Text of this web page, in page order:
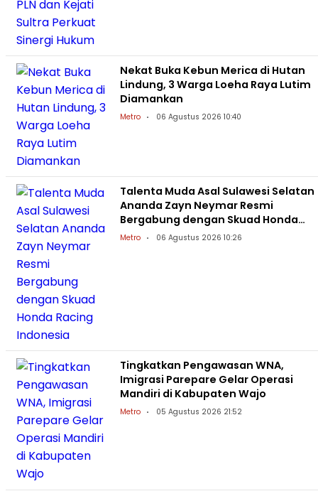
Nekat Buka Kebun Merica di Hutan
Lindung, 3 Warga Loeha Raya Lutim
Diamankan
Metro 06 Agustus 2026 10:40
Talenta Muda Asal Sulawesi Selatan
Ananda Zayn Neymar Resmi
Bergabung dengan Skuad Honda
Racing Indonesia
Metro 06 Agustus 2026 10:26
Tingkatkan Pengawasan WNA,
Imigrasi Parepare Gelar Operasi
Mandiri di Kabupaten Wajo
Metro 05 Agustus 2026 21:52